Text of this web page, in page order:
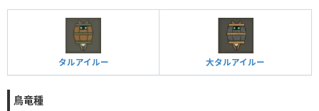
タルアイルー 大タルアイルー
鳥竜種